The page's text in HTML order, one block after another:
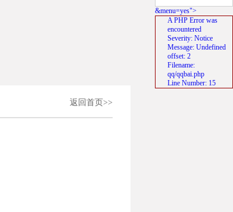
返回首页>>
&menu=yes">
A PHP Error was
encountered
Severity: Notice
Message: Undefined
offset: 2
Filename:
qq/qqbai.php
Line Number: 15